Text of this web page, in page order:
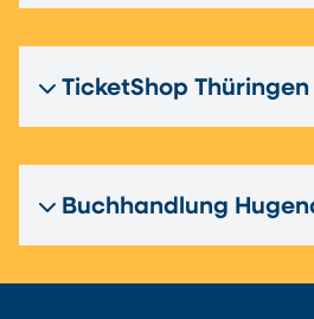
TicketShop Thüringen
Buchhandlung